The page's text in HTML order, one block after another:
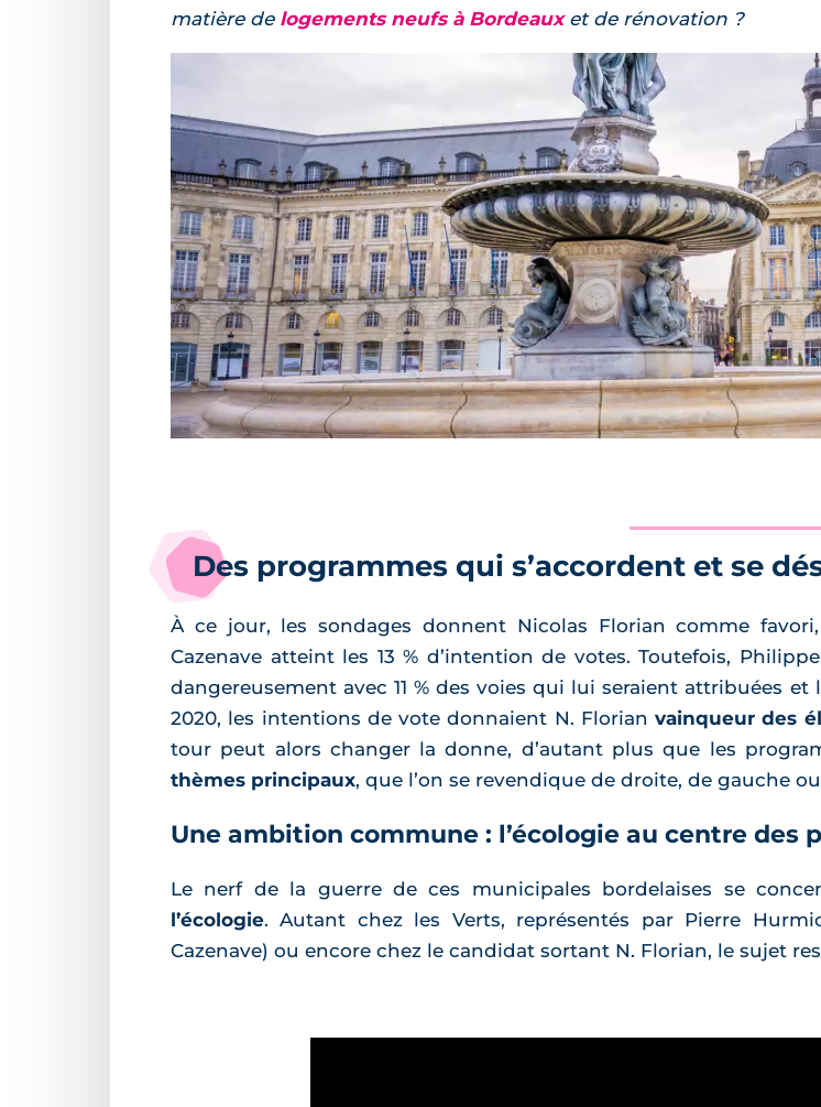
matière de logements neufs à Bordeauxet de rénovation ?
Des programmes qui s’accordent et se
À ce jour, les sondages donnent Nicolas Florian comme
Cazenave atteint les 13 % d’intention de votes. Toutefois,
dangereusement avec 11 % des voies qui lui seraient attribuées
2020, les intentions de vote donnaient N. Florianvainqueur des
tour peut alors changer la donne, d’autant plus que les
thèmes principaux, que l’on se revendique de droite, de gauche
Une ambition commune : l’écologie au centre des
Le nerf de la guerre de ces municipales bordelaises se
l’écologie. Autant chez les Verts, représentés par Pierre
Cazenave) ou encore chez le candidat sortant N. Florian, le sujet